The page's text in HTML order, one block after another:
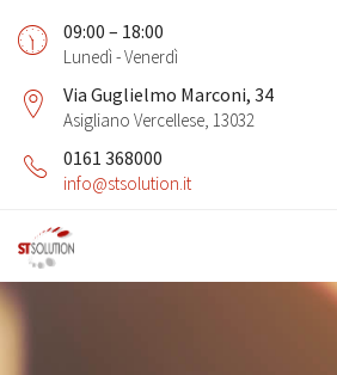
09:00 – 18:00
Lunedì - Venerdì
Via Guglielmo Marconi, 34
Asigliano Vercellese, 13032
0161 368000
info@stsolution.it